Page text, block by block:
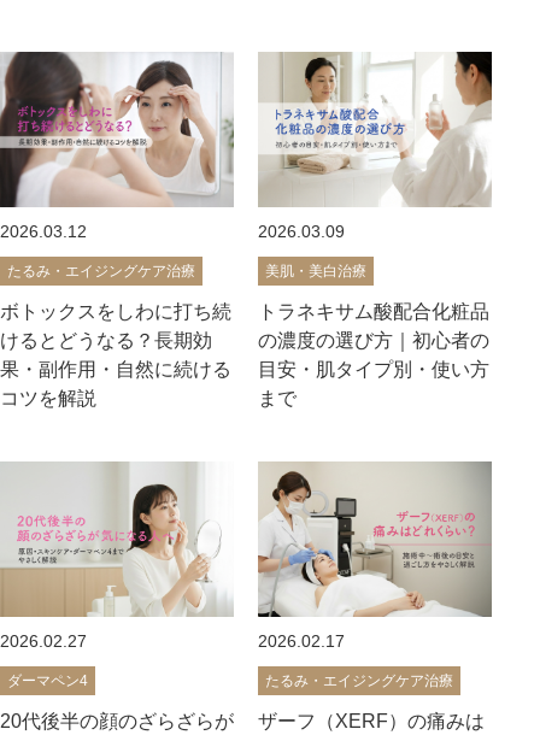
2026.03.12
たるみ・エイジングケア治療
ボトックスをしわに打ち続
けるとどうなる？長期効
果・副作用・自然に続ける
コツを解説
2026.03.09
美肌・美白治療
トラネキサム酸配合化粧品
の濃度の選び方｜初心者の
目安・肌タイプ別・使い方
まで
2026.02.27
ダーマペン4
20代後半の顔のざらざらが
2026.02.17
たるみ・エイジングケア治療
ザーフ（XERF）の痛みは